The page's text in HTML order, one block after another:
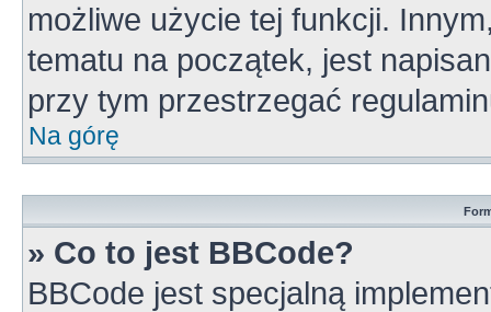
możliwe użycie tej funkcji.
tematu na początek, jest
przy tym przestrzegać
Na górę
» Co to jest BBCode?
BBCode jest specjalną